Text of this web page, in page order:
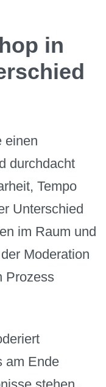
in
einen
durchdacht
Tempo
Unterschied
im Raum und
Moderation
Prozess
am Ende